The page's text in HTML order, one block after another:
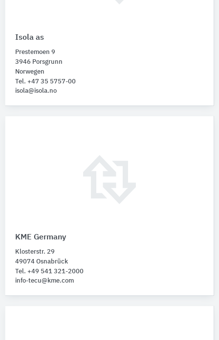
Isola as
Prestemoen 9
3946 Porsgrunn
Norwegen
Tel. +47 35 5757-00
isola@isola.no
KME Germany
Klosterstr. 29
49074 Osnabrück
Tel. +49 541 321-2000
info-tecu@kme.com